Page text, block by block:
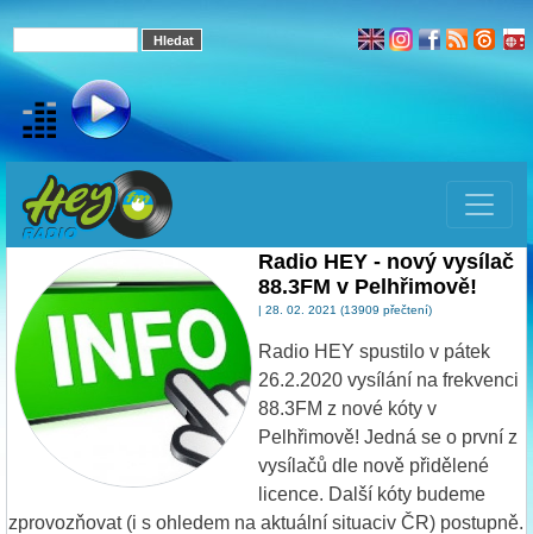
Radio HEY - nový vysílač
88.3FM v Pelhřimově!
| 28. 02. 2021 (13909 přečtení)
Radio HEY spustilo v pátek
26.2.2020 vysílání na frekvenci
88.3FM z nové kóty v
Pelhřimově! Jedná se o první z
vysílačů dle nově přidělené
licence. Další kóty budeme
zprovozňovat (i s ohledem na aktuální situaciv ČR) postupně.